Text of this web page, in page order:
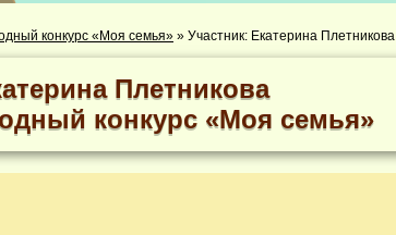
конкурс «Моя семья» » Участник: Екатерина Плетникова
Плетникова
конкурс «Моя семья»